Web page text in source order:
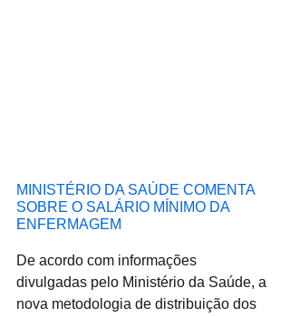
MINISTÉRIO DA SAÚDE COMENTA
SOBRE O SALÁRIO MÍNIMO DA
ENFERMAGEM
De acordo com informações
divulgadas pelo Ministério da Saúde, a
nova metodologia de distribuição dos